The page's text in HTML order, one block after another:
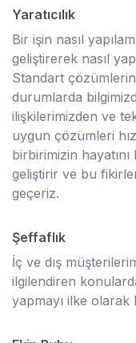
Yaratıcılık
Bir işin nasıl
geliştirerek nasıl
Standart çözümlerin
durumlarda
ilişkilerimizden ve
uygun çözümleri
birbirimizin
geliştirir ve bu
geçeriz.
Şeffaflık
İç ve dış
ilgilendiren
yapmayı ilke olarak